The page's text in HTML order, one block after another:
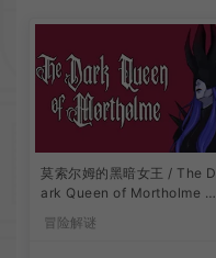
莫索尔姆的黑暗女王 / The D
ark Queen of Mortholme 多
结局叙事游戏
冒险解谜